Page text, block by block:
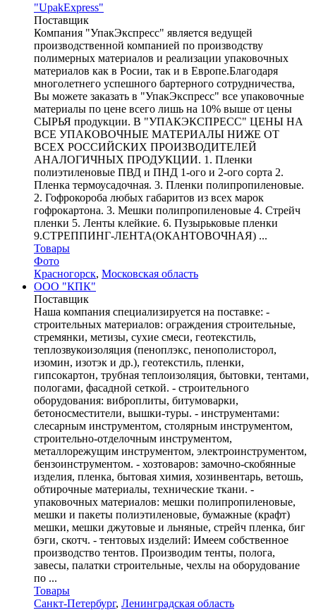
"UpakExpress"
Поставщик
Компания "УпакЭкспресс" является ведущей
производственной компанией по производству
полимерных материалов и реализации упаковочных
материалов как в Росии, так и в Европе.Благодаря
многолетнего успешного бартерного сотрудничества,
Вы можете заказать в "УпакЭкспресс" все упаковочные
материалы по цене всего лишь на 10% выше от цены
СЫРЬЯ продукции. В "УПАКЭКСПРЕСС" ЦЕНЫ НА
ВСЕ УПАКОВОЧНЫЕ МАТЕРИАЛЫ НИЖЕ ОТ
ВСЕХ РОССИЙСКИХ ПРОИЗВОДИТЕЛЕЙ
АНАЛОГИЧНЫХ ПРОДУКЦИИ. 1. Пленки
полиэтиленовые ПВД и ПНД 1-ого и 2-ого сорта 2.
Пленка термоусадочная. 3. Пленки полипропиленовые.
2. Гофрокороба любых габаритов из всех марок
гофрокартона. 3. Мешки полипропиленовые 4. Стрейч
пленки 5. Ленты клейкие. 6. Пузырьковые пленки
9.СТРЕППИНГ-ЛЕНТА(ОКАНТОВОЧНАЯ) ...
Товары
Фото
Красногорск, Московская область
ООО "КПК"
Поставщик
Наша компания специализируется на поставке: -
строительных материалов: ограждения строительные,
стремянки, метизы, сухие смеси, геотекстиль,
теплозвукоизоляция (пеноплэкс, пенополисторол,
изомин, изотэк и др.), геотекстиль, пленки,
гипсокартон, трубная теплоизоляция, бытовки, тентами,
пологами, фасадной сеткой. - строительного
оборудования: виброплиты, битумоварки,
бетоносместители, вышки-туры. - инструментами:
слесарным инструментом, столярным инструментом,
строительно-отделочным инструментом,
металлорежущим инструментом, электроинструментом,
бензоинструментом. - хозтоваров: замочно-скобянные
изделия, пленка, бытовая химия, хозинвентарь, ветошь,
обтирочные материалы, технические ткани. -
упаковочных материалов: мешки полипропиленовые,
мешки и пакеты полиэтиленовые, бумажные (крафт)
мешки, мешки джутовые и льняные, стрейч пленка, биг
бэги, скотч. - тентовых изделий: Имеем собственное
производство тентов. Производим тенты, полога,
завесы, палатки строительные, чехлы на оборудование
по ...
Товары
Санкт-Петербург, Ленинградская область